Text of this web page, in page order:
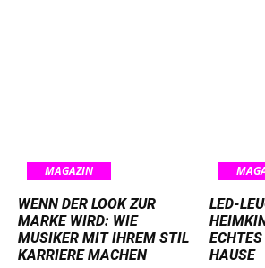
MAGAZIN
WENN DER LOOK ZUR
MARKE WIRD: WIE
MUSIKER MIT IHREM STIL
KARRIERE MACHEN
LED-
HAUSE